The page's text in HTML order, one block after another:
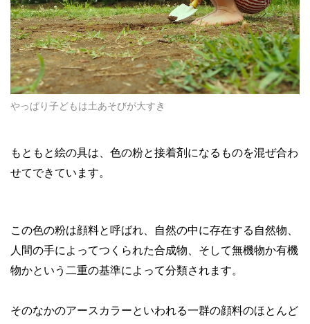
やっぱり子どもは土あそびが大すき
もともと絵の具は、色の粉と接着剤になるものを混ぜ合わ
せてできています。
この色の粉は顔料と呼ばれ、自然の中に存在する自然物、
人間の手によってつくられた合成物、そして無機物か有機
物かという二重の基準によって分類されます。
そのなかのアースカラーといわれる一群の顔料のほとんど